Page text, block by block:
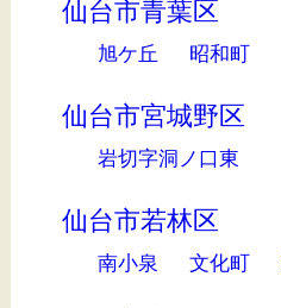
仙台市青葉区
旭ケ丘 昭和町
仙台市宮城野区
岩切字洞ノ口東
仙台市若林区
南小泉 文化町